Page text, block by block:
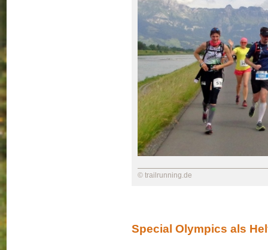
© trailrunning.de
Special Olympics als